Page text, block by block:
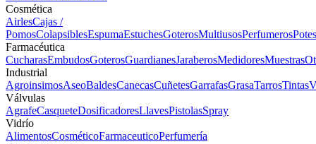
Cosmética
AirlesCajas /
PomosColapsiblesEspumaEstuchesGoterosMultiusosPerfumerosPotes
Farmacéutica
CucharasEmbudosGoterosGuardianesJaraberosMedidoresMuestras
Industrial
AgroinsimosAseoBaldesCanecasCuñetesGarrafasGrasaTarrosTintas
Válvulas
AgrafeCasqueteDosificadoresLlavesPistolasSpray
Vidrío
AlimentosCosméticoFarmaceuticoPerfumería